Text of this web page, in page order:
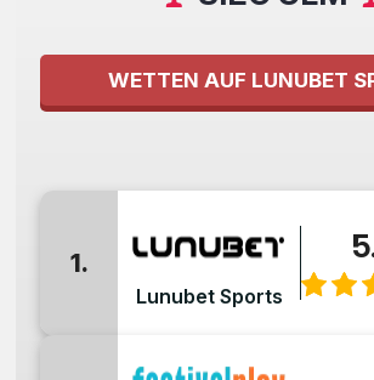
WETTEN AUF LUNUBET
1.
Lunubet Sports